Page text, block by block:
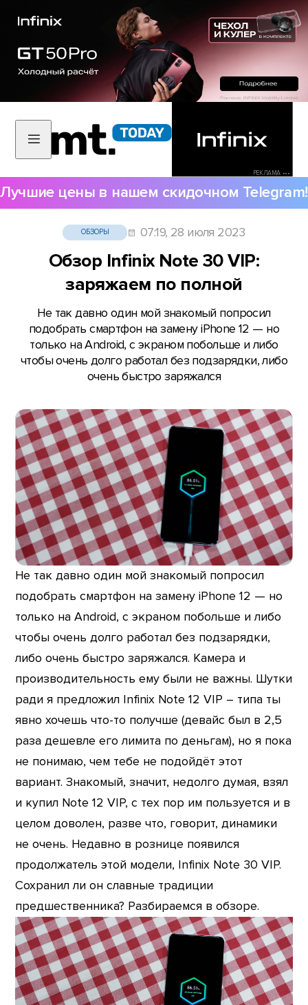
РЕКЛАМА •••
Лучшие цены в нашем скидочном Telegram!
ОБЗОРЫ 07:19, 28 июля 2023
Обзор Infinix Note 30 VIP:
заряжаем по полной
Не так давно один мой знакомый попросил
подобрать смартфон на замену iPhone 12 — но
только на Android, с экраном побольше и либо
чтобы очень долго работал без подзарядки, либо
очень быстро заряжался
Не так давно один мой знакомый попросил
подобрать смартфон на замену iPhone 12 — но
только на Android, с экраном побольше и либо
чтобы очень долго работал без подзарядки,
либо очень быстро заряжался. Камера и
производительность ему были не важны. Шутки
ради я предложил Infinix Note 12 VIP – типа ты
явно хочешь что-то получше (девайс был в 2,5
раза дешевле его лимита по деньгам), но я пока
не понимаю, чем тебе не подойдёт этот
вариант. Знакомый, значит, недолго думая, взял
и купил Note 12 VIP, с тех пор им пользуется и в
целом доволен, разве что, говорит, динамики
не очень. Недавно в рознице появился
продолжатель этой модели, Infinix Note 30 VIP.
Сохранил ли он славные традиции
предшественника? Разбираемся в обзоре.